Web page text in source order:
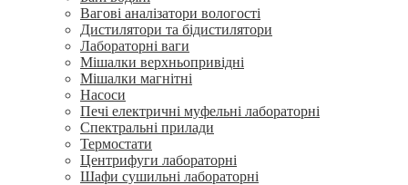
Вагові аналізатори вологості
Дистилятори та бідистилятори
Лабораторні ваги
Мішалки верхньопривідні
Мішалки магнітні
Насоси
Печі електричні муфельні лабораторні
Спектральні прилади
Термостати
Центрифуги лабораторні
Шафи сушильні лабораторні